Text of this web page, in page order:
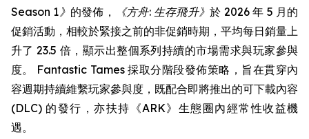
Season 1》 的發佈， 《方舟: 生存飛升》於 2026 年 5 月的
促銷活動，相較於緊接之前的非促銷時期，平均每日銷量上
升了 23.5 倍，顯示出整個系列持續的市場需求與玩家參與
度。 Fantastic Tames 採取分階段發佈策略，旨在貫穿內
容週期持續維繫玩家參與度，既配合即將推出的可下載內容
(DLC) 的發行，亦扶持《ARK》生態圈內經常性收益機
遇。